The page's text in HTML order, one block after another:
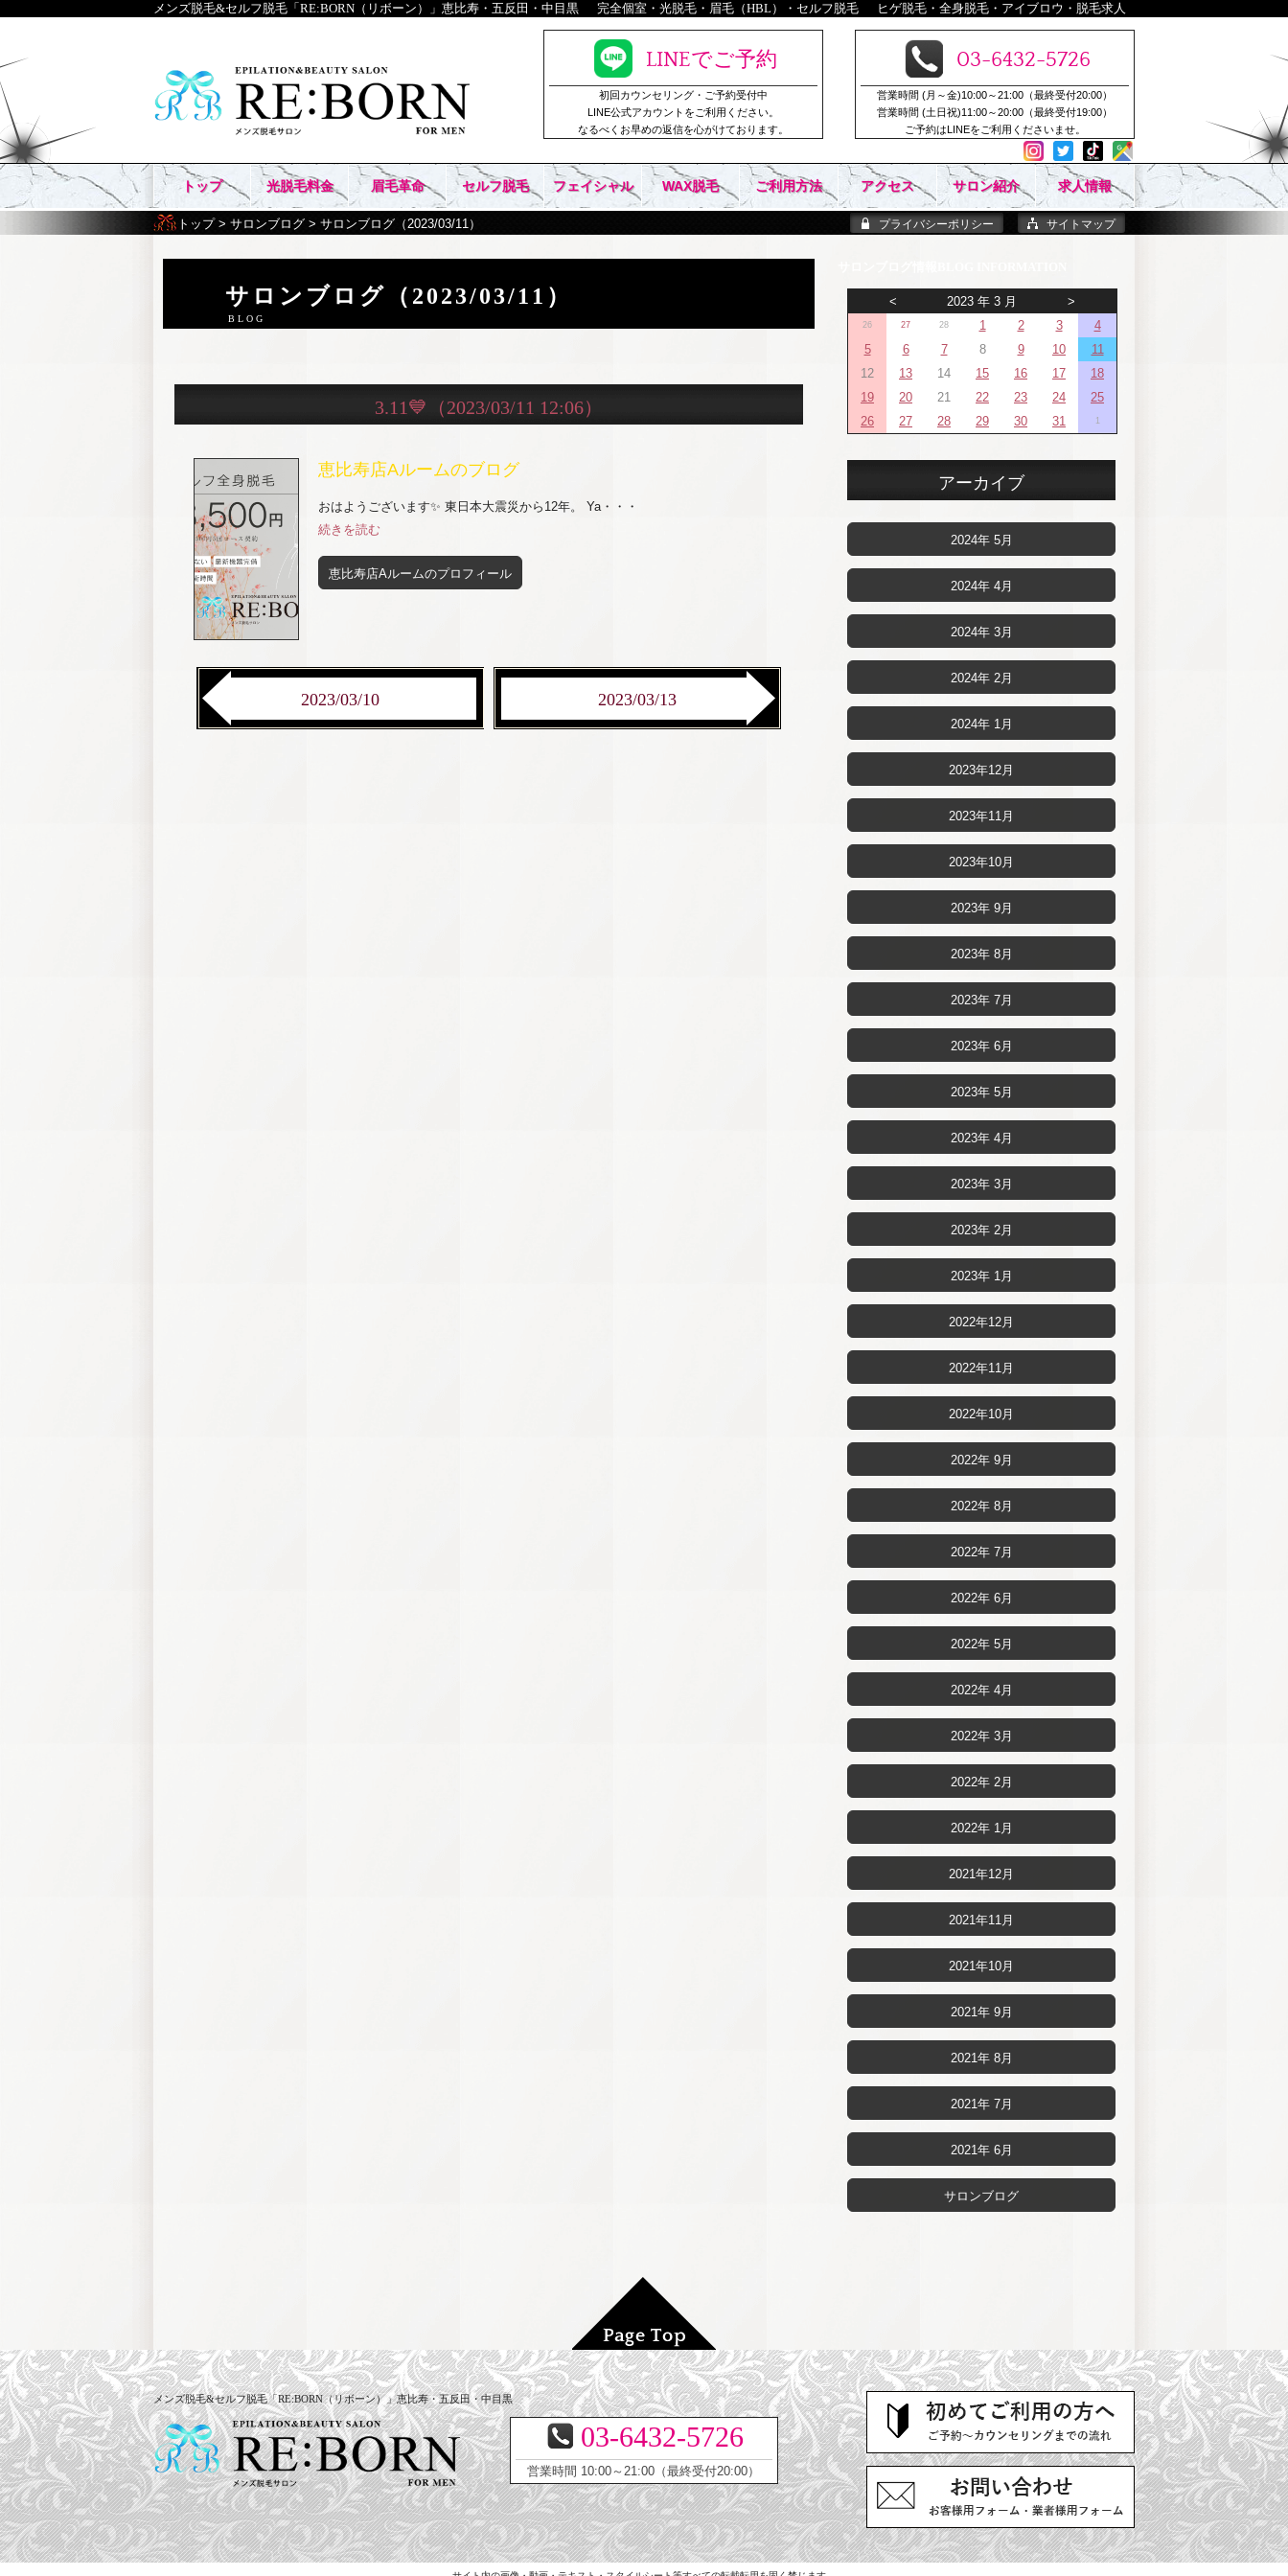
メンズ脱毛&セルフ脱毛「RE:BORN（リボーン）」恵比寿・五反田・中目黒 完全個室・光脱毛・眉毛（HBL）・セルフ脱毛 ヒゲ脱毛・全身脱毛・アイブロウ・脱毛求人
トップ> サロンブログ > サロンブログ（2023/03/11） プライバシーポリシー サイトマップ
サロンブログ（2023/03/11）
3.11💙 （2023/03/11 12:06）
恵比寿店Aルームのブログ
おはようございます✨ 東日本大震災から12年。 Ya・・・
続きを読む
恵比寿店Aルームのプロフィール
2023/03/10 2023/03/13
< 2023 年 3 月 >
26 27 28 1 2 3
4
5
6 7 8 9 10
11
12
13 14 15 16 17
18
19
20 21 22 23 24
25
26
27 28 29 30 31 1
アーカイブ
2024年 5月
2024年 4月
2024年 3月
2024年 2月
2024年 1月
2023年12月
2023年11月
2023年10月
2023年 9月
2023年 8月
2023年 7月
2023年 6月
2023年 5月
2023年 4月
2023年 3月
2023年 2月
2023年 1月
2022年12月
2022年11月
2022年10月
2022年 9月
2022年 8月
2022年 7月
2022年 6月
2022年 5月
2022年 4月
2022年 3月
2022年 2月
2022年 1月
2021年12月
2021年11月
2021年10月
2021年 9月
2021年 8月
2021年 7月
2021年 6月
サロンブログ
LINEでご予約
初回カウンセリング・ご予約受付中
LINE公式アカウントをご利用ください。
なるべくお早めの返信を心がけております。
03-6432-5726
営業時間 (月～金)10:00～21:00（最終受付20:00）
営業時間 (土日祝)11:00～20:00（最終受付19:00）
ご予約はLINEをご利用くださいませ。
トップ 光脱毛料金 眉毛革命 セルフ脱毛 フェイシャル WAX脱毛 ご利用方法 アクセス サロン紹介 求人情報
メンズ脱毛&セルフ脱毛「RE:BORN（リボーン）」恵比寿・五反田・中目黒
03-6432-5726
営業時間 10:00～21:00（最終受付20:00）